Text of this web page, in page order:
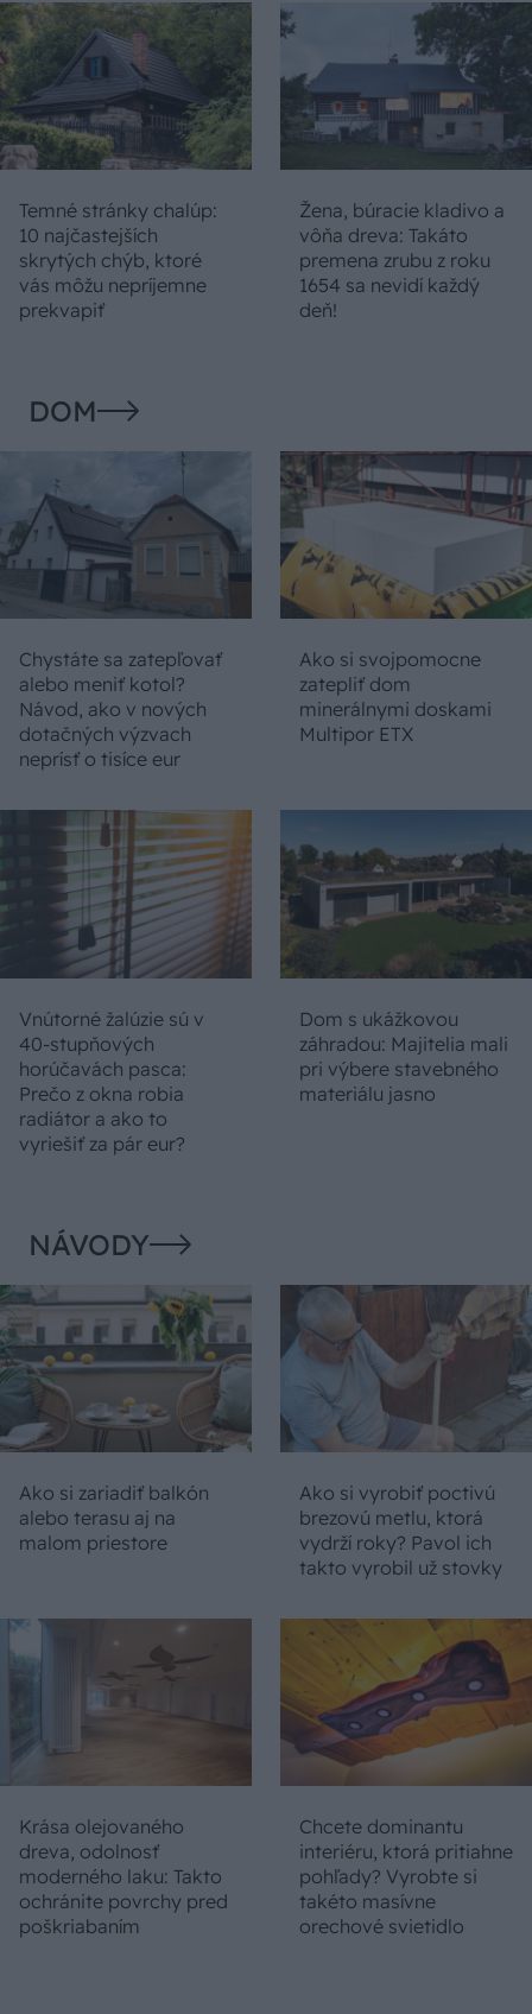
Temné stránky chalúp:
10 najčastejších
skrytých chýb, ktoré
vás môžu nepríjemne
prekvapiť
Žena, búracie kladivo a
vôňa dreva: Takáto
premena zrubu z roku
1654 sa nevidí každý
deň!
DOM
Chystáte sa zatepľovať
alebo meniť kotol?
Návod, ako v nových
dotačných výzvach
neprísť o tisíce eur
Ako si svojpomocne
zatepliť dom
minerálnymi doskami
Multipor ETX
Vnútorné žalúzie sú v
40-stupňových
horúčavách pasca:
Prečo z okna robia
radiátor a ako to
vyriešiť za pár eur?
Dom s ukážkovou
záhradou: Majitelia mali
pri výbere stavebného
materiálu jasno
NÁVODY
Ako si zariadiť balkón
alebo terasu aj na
malom priestore
Ako si vyrobiť poctivú
brezovú metlu, ktorá
vydrží roky? Pavol ich
takto vyrobil už stovky
Krása olejovaného
dreva, odolnosť
moderného laku: Takto
ochránite povrchy pred
poškriabaním
Chcete dominantu
interiéru, ktorá pritiahne
pohľady? Vyrobte si
takéto masívne
orechové svietidlo